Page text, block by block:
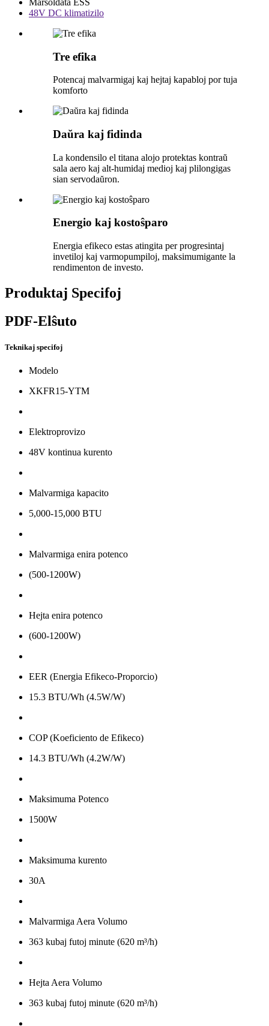
48V DC klimatizilo
Tre efika
Potencaj malvarmigaj kaj hejtaj kapabloj por tuja
komforto
Daŭra kaj fidinda
La kondensilo el titana alojo protektas kontraŭ
sala aero kaj alt-humidaj medioj kaj plilongigas
sian servodaŭron.
Energio kaj kostoŝparo
Energia efikeco estas atingita per progresintaj
invetiloj kaj varmopumpiloj, maksimumigante la
rendimenton de investo.
Produktaj Specifoj
PDF-Elŝuto
Teknikaj specifoj
Modelo
XKFR15-YTM
Elektroprovizo
48V kontinua kurento
Malvarmiga kapacito
5,000-15,000 BTU
Malvarmiga enira potenco
(500-1200W)
Hejta enira potenco
(600-1200W)
EER (Energia Efikeco-Proporcio)
15.3 BTU/Wh (4.5W/W)
COP (Koeficiento de Efikeco)
14.3 BTU/Wh (4.2W/W)
Maksimuma Potenco
1500W
Maksimuma kurento
30A
Malvarmiga Aera Volumo
363 kubaj futoj minute (620 m³/h)
Hejta Aera Volumo
363 kubaj futoj minute (620 m³/h)